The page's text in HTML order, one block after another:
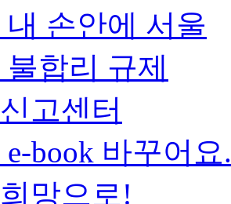
내 손안에 서울
불합리 규제
신고센터
e-book 바꾸어요.
희망으로!